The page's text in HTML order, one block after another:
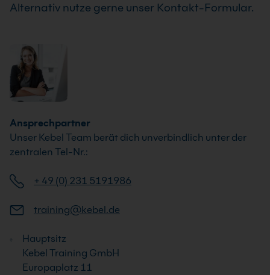
Alternativ nutze gerne unser Kontakt-Formular.
Ansprechpartner
Unser Kebel Team berät dich unverbindlich unter der
zentralen Tel-Nr.:
+ 49 (0) 231 5191986
training@kebel.de
Hauptsitz
Kebel Training GmbH
Europaplatz 11